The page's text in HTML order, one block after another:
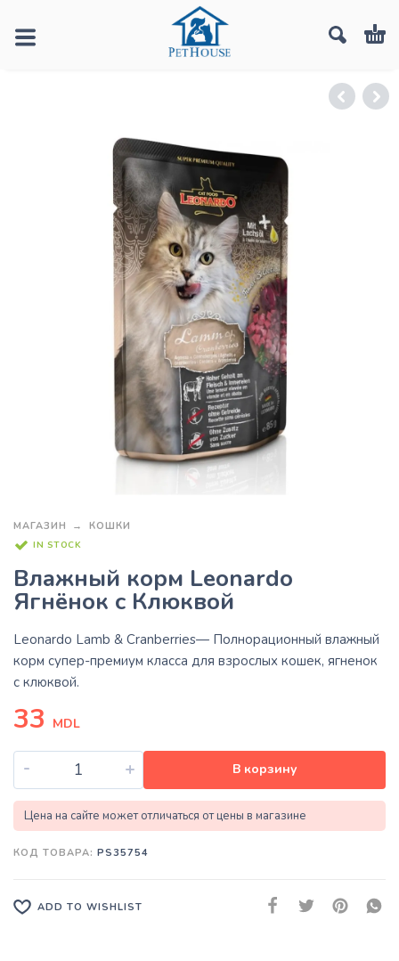
МАГАЗИН КОШКИ
IN STOCK
Влажный корм Leonardo
Ягнёнок с Клюквой
Leonardo Lamb & Cranberries— Полнорационный влажный
корм супер-премиум класса для взрослых кошек, ягненок
с клюквой.
33 MDL
- + В корзину
Цена на сайте может отличаться от цены в магазине
КОД ТОВАРА: PS35754
ADD TO WISHLIST